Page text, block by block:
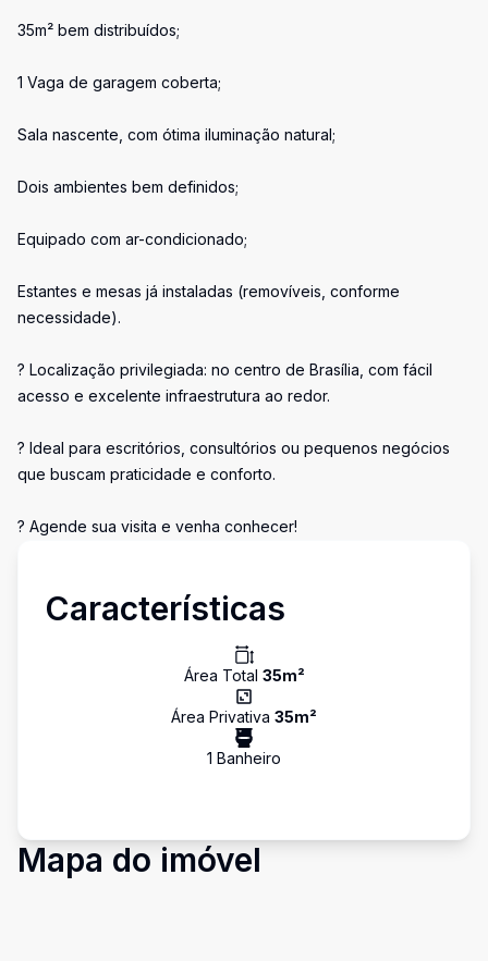
35m² bem distribuídos;
1 Vaga de garagem coberta;
Sala nascente, com ótima iluminação natural;
Dois ambientes bem definidos;
Equipado com ar-condicionado;
Estantes e mesas já instaladas (removíveis, conforme
necessidade).
? Localização privilegiada: no centro de Brasília, com fácil
acesso e excelente infraestrutura ao redor.
? Ideal para escritórios, consultórios ou pequenos negócios
que buscam praticidade e conforto.
? Agende sua visita e venha conhecer!
Características
Área Total 35m²
Área Privativa 35m²
1 Banheiro
Mapa do imóvel